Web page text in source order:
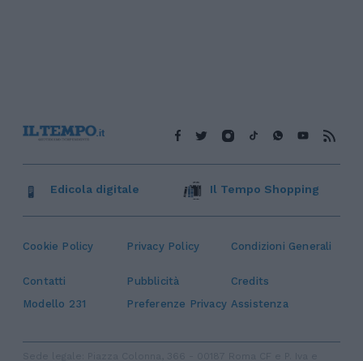
Cookie Policy Privacy Policy Condizioni Generali
Contatti Pubblicità
Credits
Modello 231
Preferenze Privacy Assistenza
Edicola digitale Il Tempo Shopping